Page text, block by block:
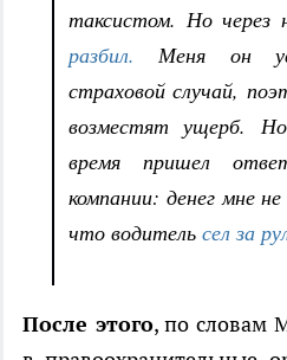
таксистом. Но
разбил.Меня он
страховой случай,
возместят ущерб.
время пришел
компании: денег мне
что водитель сел за
После этого, по словам